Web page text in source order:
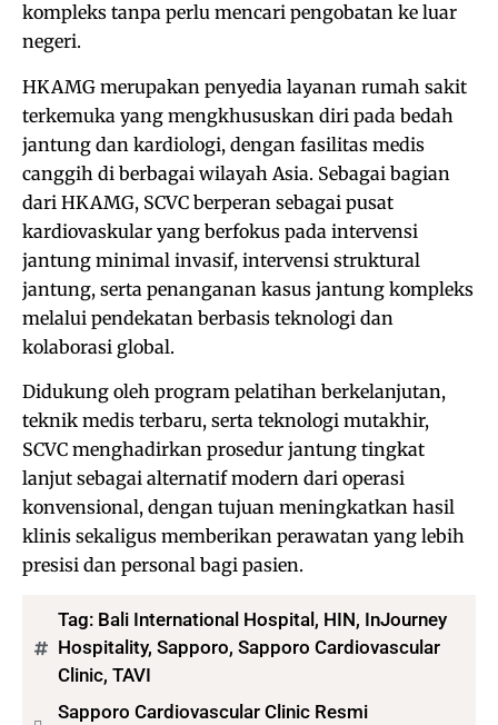
kompleks tanpa perlu mencari pengobatan ke luar
negeri.
HKAMG merupakan penyedia layanan rumah sakit
terkemuka yang mengkhususkan diri pada bedah
jantung dan kardiologi, dengan fasilitas medis
canggih di berbagai wilayah Asia. Sebagai bagian
dari HKAMG, SCVC berperan sebagai pusat
kardiovaskular yang berfokus pada intervensi
jantung minimal invasif, intervensi struktural
jantung, serta penanganan kasus jantung kompleks
melalui pendekatan berbasis teknologi dan
kolaborasi global.
Didukung oleh program pelatihan berkelanjutan,
teknik medis terbaru, serta teknologi mutakhir,
SCVC menghadirkan prosedur jantung tingkat
lanjut sebagai alternatif modern dari operasi
konvensional, dengan tujuan meningkatkan hasil
klinis sekaligus memberikan perawatan yang lebih
presisi dan personal bagi pasien.
Tag: Bali International Hospital , HIN, InJourney
Hospitality, Sapporo, Sapporo Cardiovascular
Clinic, TAVI
Sapporo Cardiovascular Clinic Resmi